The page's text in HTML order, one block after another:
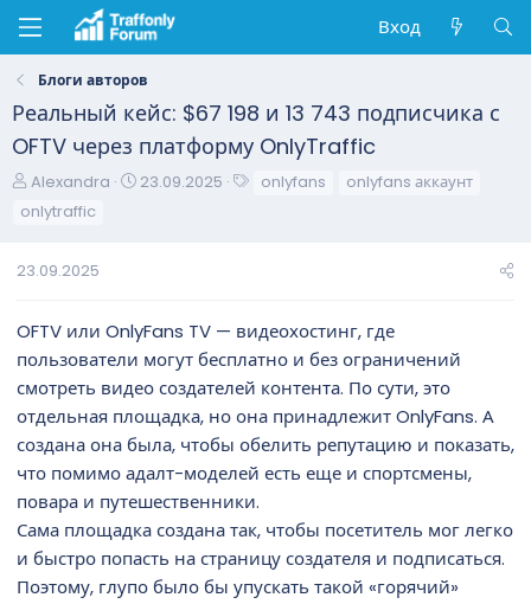
Вход
Блоги авторов
Реальный кейс: $67 198 и 13 743 подписчика с
OFTV через платформу OnlyTraffic
А
р
е
м
ы
Alexandra
Д
ч
а
л
а
23.09.2025 onlyfans
onlyfans аккаунт
onlytraffic
23.09.2025
OFTV или OnlyFans TV — видеохостинг, где
пользователи могут бесплатно и без ограничений
смотреть видео создателей контента. По сути, это
отдельная площадка, но она принадлежит OnlyFans. А
создана она была, чтобы обелить репутацию и показать,
что помимо адалт-моделей есть еще и спортсмены,
повара и путешественники.
Сама площадка создана так, чтобы посетитель мог легко
и быстро попасть на страницу создателя и подписаться.
Поэтому, глупо было бы упускать такой «горячий»